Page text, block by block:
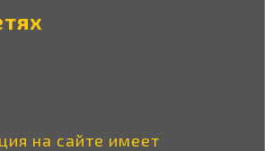
на сайте имеет